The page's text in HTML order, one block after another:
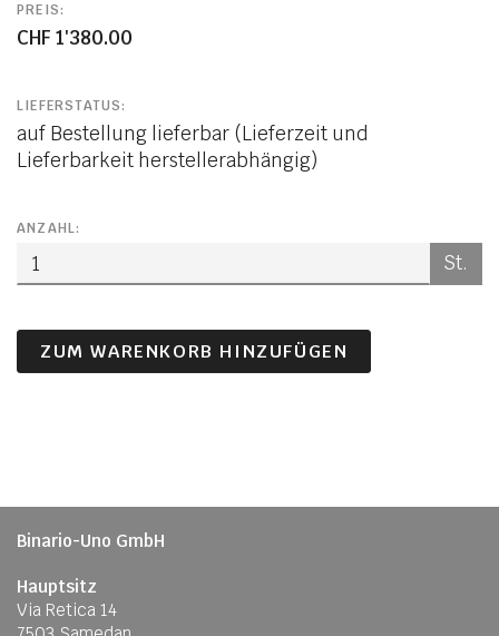
PREIS:
CHF 1'380.00
LIEFERSTATUS:
auf Bestellung lieferbar (Lieferzeit und
Lieferbarkeit herstellerabhängig)
ANZAHL:
St.
ZUM WARENKORB HINZUFÜGEN
Binario-Uno GmbH
Hauptsitz
Via Retica 14